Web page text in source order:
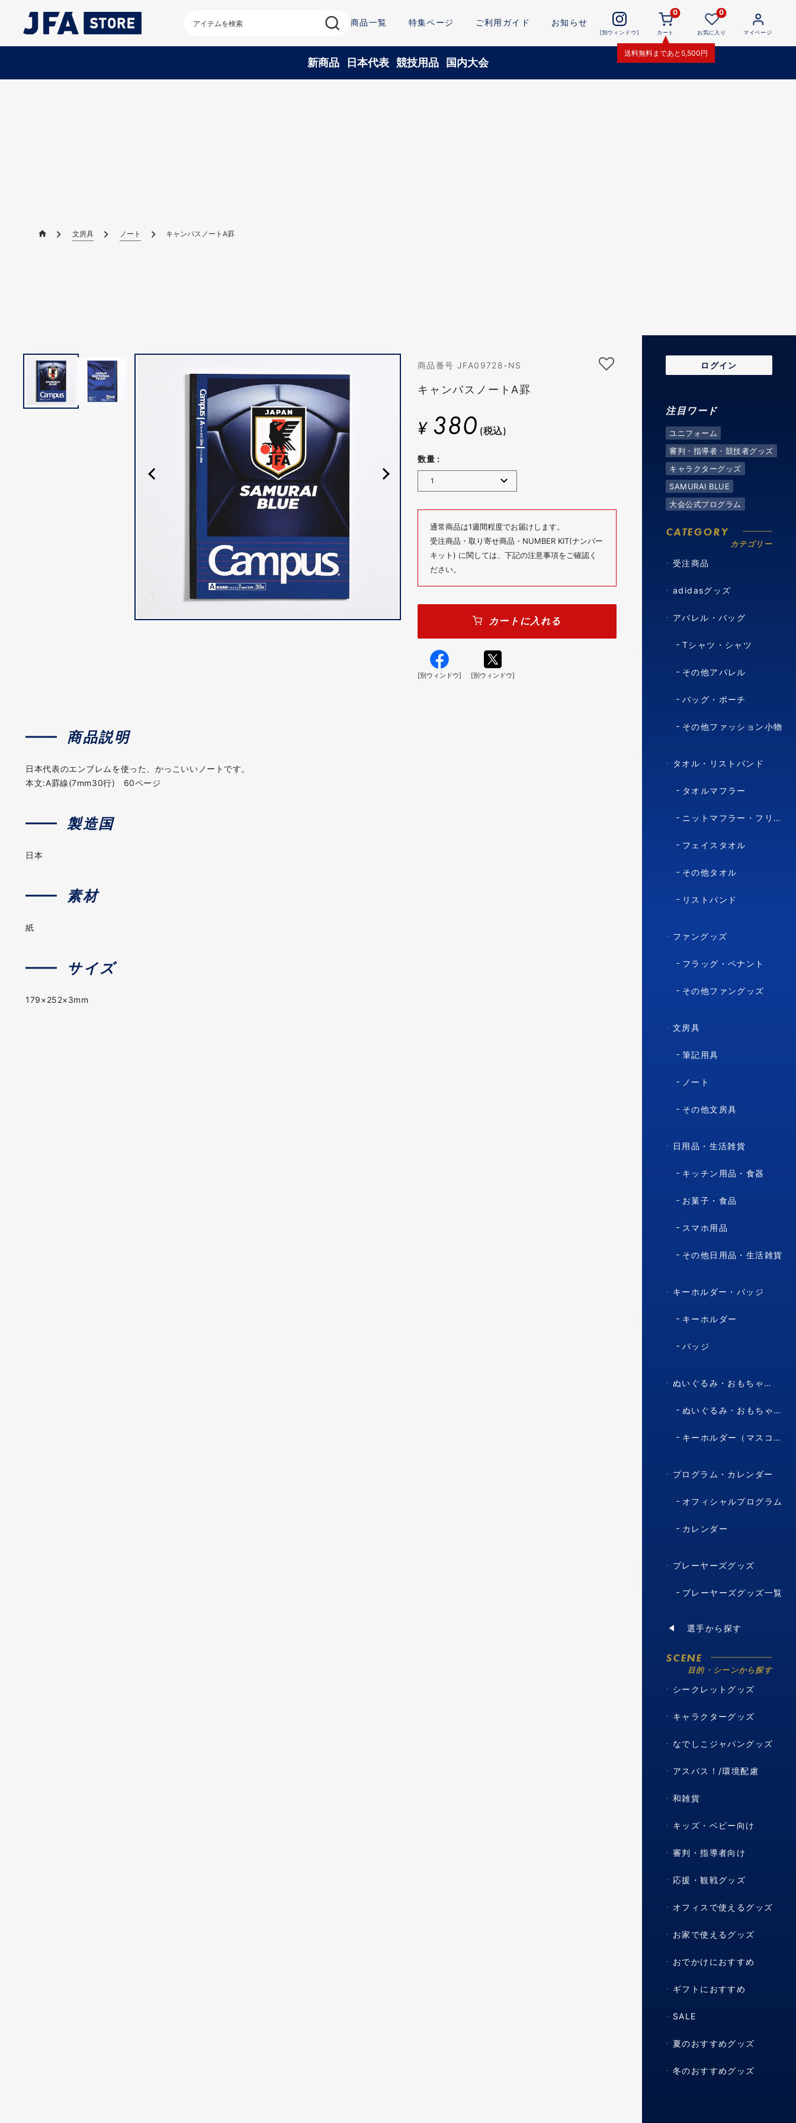
商品一覧 特集ページ ご利用ガイド お知らせ
[別ウィンドウ]
0
カート
送料無料まであと 5,500円
0
お気に入り マイページ
新商品 日本代表 競技用品 国内大会
文房具 ノート キャンパスノートA罫
商品番号 JFA09728-NS
キャンパスノートA罫
¥ 380 (税込)
数量 :
通常商品は1週間程度でお届けします。
受注商品・取り寄せ商品・NUMBER KIT(ナンバー
キット) に関しては、下記の注意事項をご確認く
ださい。
カートに入れる
[別ウィンドウ] [別ウィンドウ]
商品説明
日本代表のエンブレムを使った、かっこいいノートです。
本文:A罫線(7mm30行) 60ページ
製造国
日本
素材
紙
サイズ
179×252×3mm
ログイン
注目ワード
ユニフォーム
審判・指導者・競技者グッズ
キャラクターグッズ
SAMURAI BLUE
大会公式プログラム
CATEGORY
カテゴリー
受注商品
adidasグッズ
アパレル・バッグ
Tシャツ・シャツ
その他アパレル
バッグ・ポーチ
その他ファッション小物
タオル・リストバンド
タオルマフラー
ニットマフラー・フリースマフラー
フェイスタオル
その他タオル
リストバンド
ファングッズ
フラッグ・ペナント
その他ファングッズ
文房具
筆記用具
ノート
その他文房具
日用品・生活雑貨
キッチン用品・食器
お菓子・食品
スマホ用品
その他日用品・生活雑貨
キーホルダー・バッジ
キーホルダー
バッジ
ぬいぐるみ・おもちゃ・マスコット・キャラクター
ぬいぐるみ・おもちゃ（マスコット・キャラクター）
キーホルダー（マスコット・キャラクター）
プログラム・カレンダー
オフィシャルプログラム
カレンダー
プレーヤーズグッズ
プレーヤーズグッズ一覧
選手から探す
SCENE
目的・シーンから探す
シークレットグッズ
キャラクターグッズ
なでしこジャパングッズ
アスパス！/環境配慮
和雑貨
キッズ・ベビー向け
審判・指導者向け
応援・観戦グッズ
オフィスで使えるグッズ
お家で使えるグッズ
おでかけにおすすめ
ギフトにおすすめ
SALE
夏のおすすめグッズ
冬のおすすめグッズ